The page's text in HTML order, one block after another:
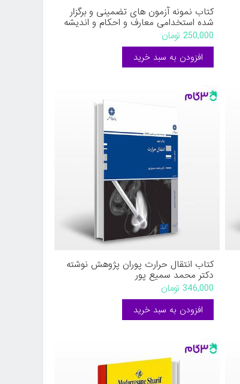
کتاب نمونه آزمون های تضمینی و برگزار
شده استخدامی معارف و احکام و اندیشه
اسلامی از انتشارات رویای سبز نوشته
محمدعلی عزیزی
250,000 تومان
کتاب انتقال حرارت پوران پژوهش نوشته
دکتر محمد سمیع پور
346,000 تومان